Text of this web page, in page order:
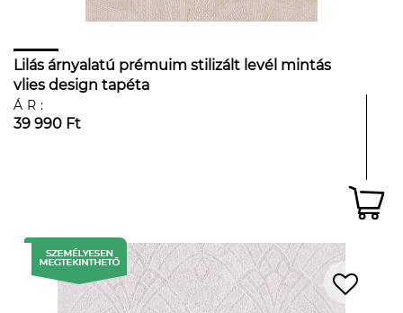
Lilás árnyalatú prémuim stilizált levél mintás
vlies design tapéta
ÁR:
39 990 Ft